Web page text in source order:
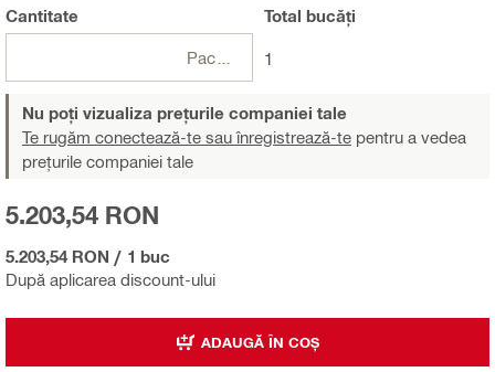
Cantitate Total bucăți
1
Nu poți vizualiza prețurile companiei tale
Te rugăm conectează-te sau înregistrează-te pentru a vedea
prețurile companiei tale
După aplicarea discount-ului
5.203,54 RON
5.203,54 RON / 1 buc
ADAUGĂ ÎN COȘ